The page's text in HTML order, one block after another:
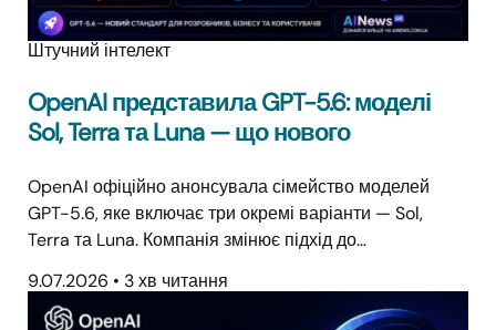
Штучний інтелект
OpenAI представила GPT-5.6: моделі
Sol, Terra та Luna — що нового
OpenAI офіційно анонсувала сімейство моделей
GPT-5.6, яке включає три окремі варіанти — Sol,
Terra та Luna. Компанія змінює підхід до…
9.07.2026 • 3 хв читання